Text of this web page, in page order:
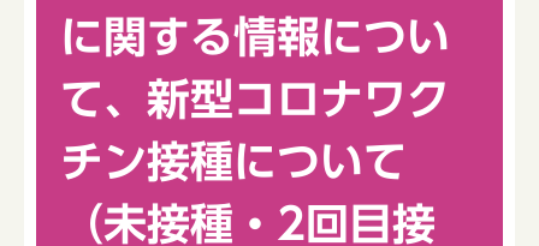
に関する情報につい
て、新型コロナワク
チン接種について
（未接種・2回目接